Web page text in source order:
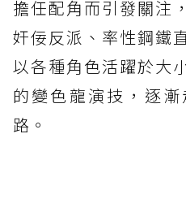
擔任配角而引發關注
奸佞反派、率性鋼鐵
以各種角色活躍於大
的變色龍演技，逐
路。